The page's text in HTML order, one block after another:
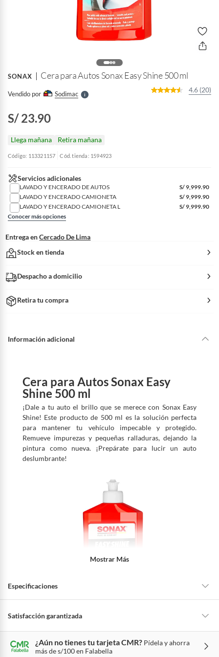
SONAX Cera para Autos Sonax Easy Shine 500 ml
Vendido por SodimacS
l
n
4.6 (20)
S/ 23.90
Llega mañana Retira mañana
Código: 113321157 Cód. tienda: 1594923
Servicios adicionales
LAVADO Y ENCERADO DE AUTOS S/9,999.90
LAVADO Y ENCERADO CAMIONETA
S/9,999.90
LAVADO Y ENCERADO CAMIONETA L
S/9,999.90
Conocer más opciones
Entrega en Cercado De Lima
Stock en tienda
Despacho a domicilio
Retira tu compra
Información adicional
Cera para Autos Sonax Easy
Shine 500 ml
¡Dale a tu auto el brillo que se merece con Sonax Easy
Shine! Este producto de 500 ml es la solución perfecta
para mantener tu vehículo impecable y protegido.
Remueve impurezas y pequeñas ralladuras, dejando la
pintura como nueva. ¡Prepárate para lucir un auto
deslumbrante!
Mostrar Más
Especificaciones
Detalle de la garantía
Satisfacción garantizada
La mayoría de los productos tienen30 días desde que los recibes para
hacer una devolución.
¿Aún no tienes tu tarjeta CMR? Pídela y ahorra
más de s/100 en Falabella